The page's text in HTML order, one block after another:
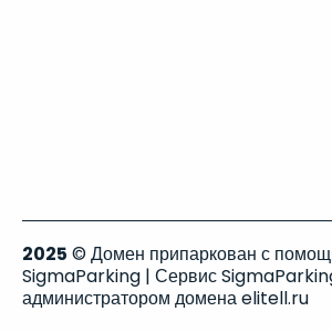
2025 © Домен припаркован с
SigmaParking | Сервис
администратором домена elitell.ru